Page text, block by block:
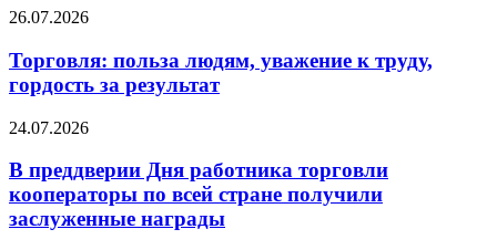
26.07.2026
Торговля: польза людям, уважение к труду,
гордость за результат
24.07.2026
В преддверии Дня работника торговли
кооператоры по всей стране получили
заслуженные награды